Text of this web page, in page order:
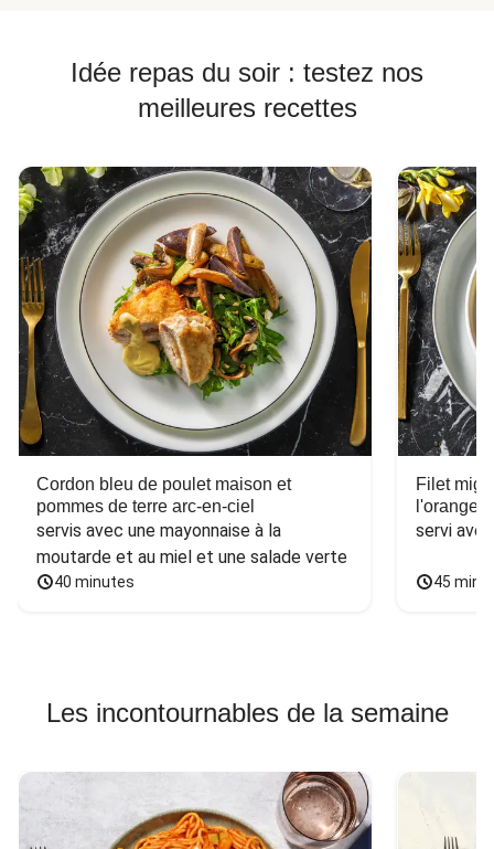
Idée repas du soir : testez nos
meilleures recettes
Cordon bleu de poulet maison et
pommes de terre arc-en-ciel
servis avec une mayonnaise à la
moutarde et au miel et une salade verte
40 minutes
Filet
l'orange
servi
45
Les incontournables de la semaine